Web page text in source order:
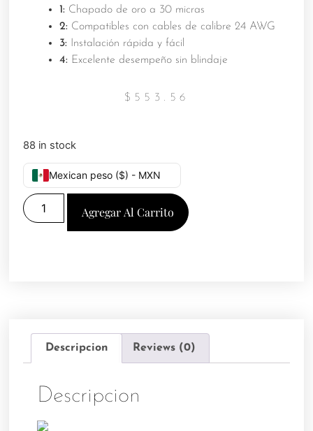
1: Chapado de oro a 30 micras
2: Compatibles con cables de calibre 24 AWG
3: Instalación rápida y fácil
4: Excelente desempeño sin blindaje
$ 553.56
88 in stock
Mexican peso ($) - MXN
Agregar Al Carrito
Descripcion Reviews (0)
Descripcion